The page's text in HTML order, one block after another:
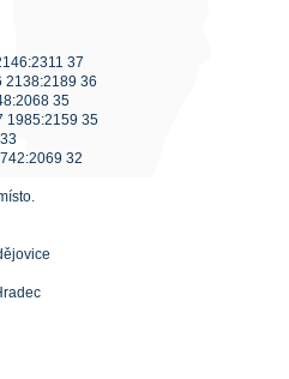
37
2138:2189 36
35
1985:2159 35
32